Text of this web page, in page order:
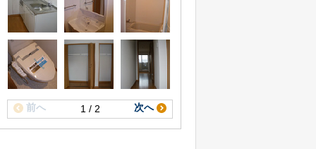
1 / 2
前へ 次へ